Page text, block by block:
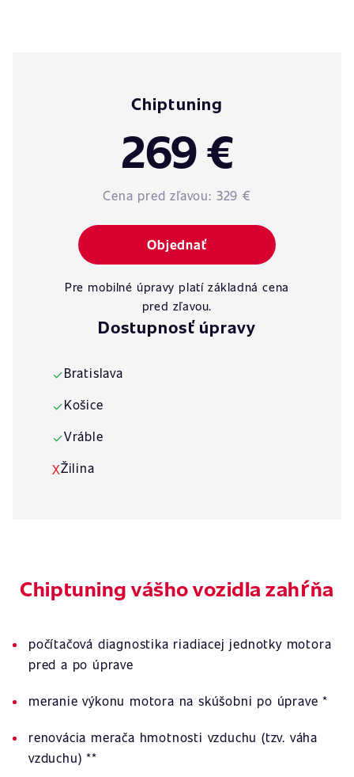
Chiptuning
269 €
Cena pred zľavou: 329 €
Objednať
Pre mobilné úpravy platí základná cena
pred zľavou.
Dostupnosť úpravy
✓Bratislava
✓Košice
✓Vráble
XŽilina
Chiptuning vášho vozidla zahŕňa
počítačová diagnostika riadiacej jednotky motora
pred a po úprave
meranie výkonu motora na skúšobni po úprave *
renovácia merača hmotnosti vzduchu (tzv. váha
vzduchu) **